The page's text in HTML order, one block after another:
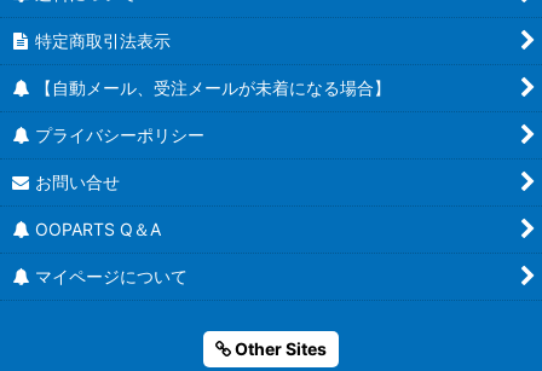
特定商取引法表示
【自動メール、受注メールが未着になる場合】
プライバシーポリシー
お問い合せ
OOPARTS Q＆A
マイページについて
Other Sites